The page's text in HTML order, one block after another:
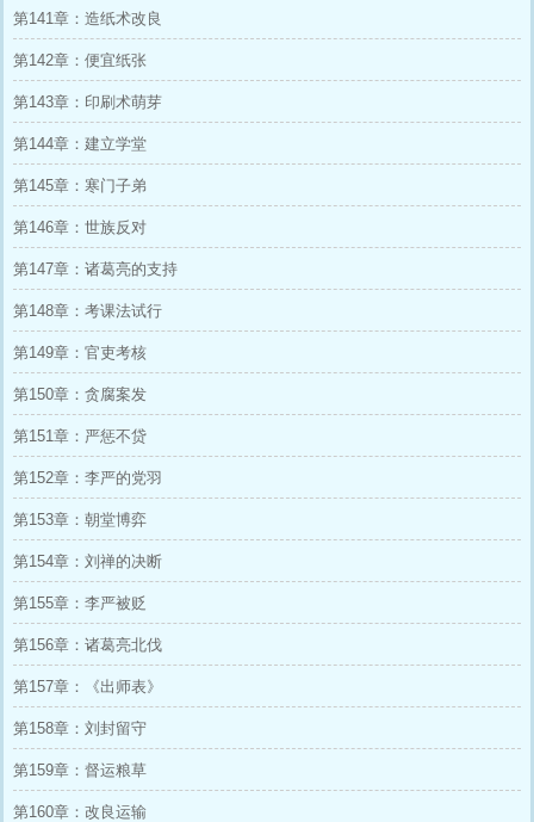
第141章：造纸术改良
第142章：便宜纸张
第143章：印刷术萌芽
第144章：建立学堂
第145章：寒门子弟
第146章：世族反对
第147章：诸葛亮的支持
第148章：考课法试行
第149章：官吏考核
第150章：贪腐案发
第151章：严惩不贷
第152章：李严的党羽
第153章：朝堂博弈
第154章：刘禅的决断
第155章：李严被贬
第156章：诸葛亮北伐
第157章：《出师表》
第158章：刘封留守
第159章：督运粮草
第160章：改良运输